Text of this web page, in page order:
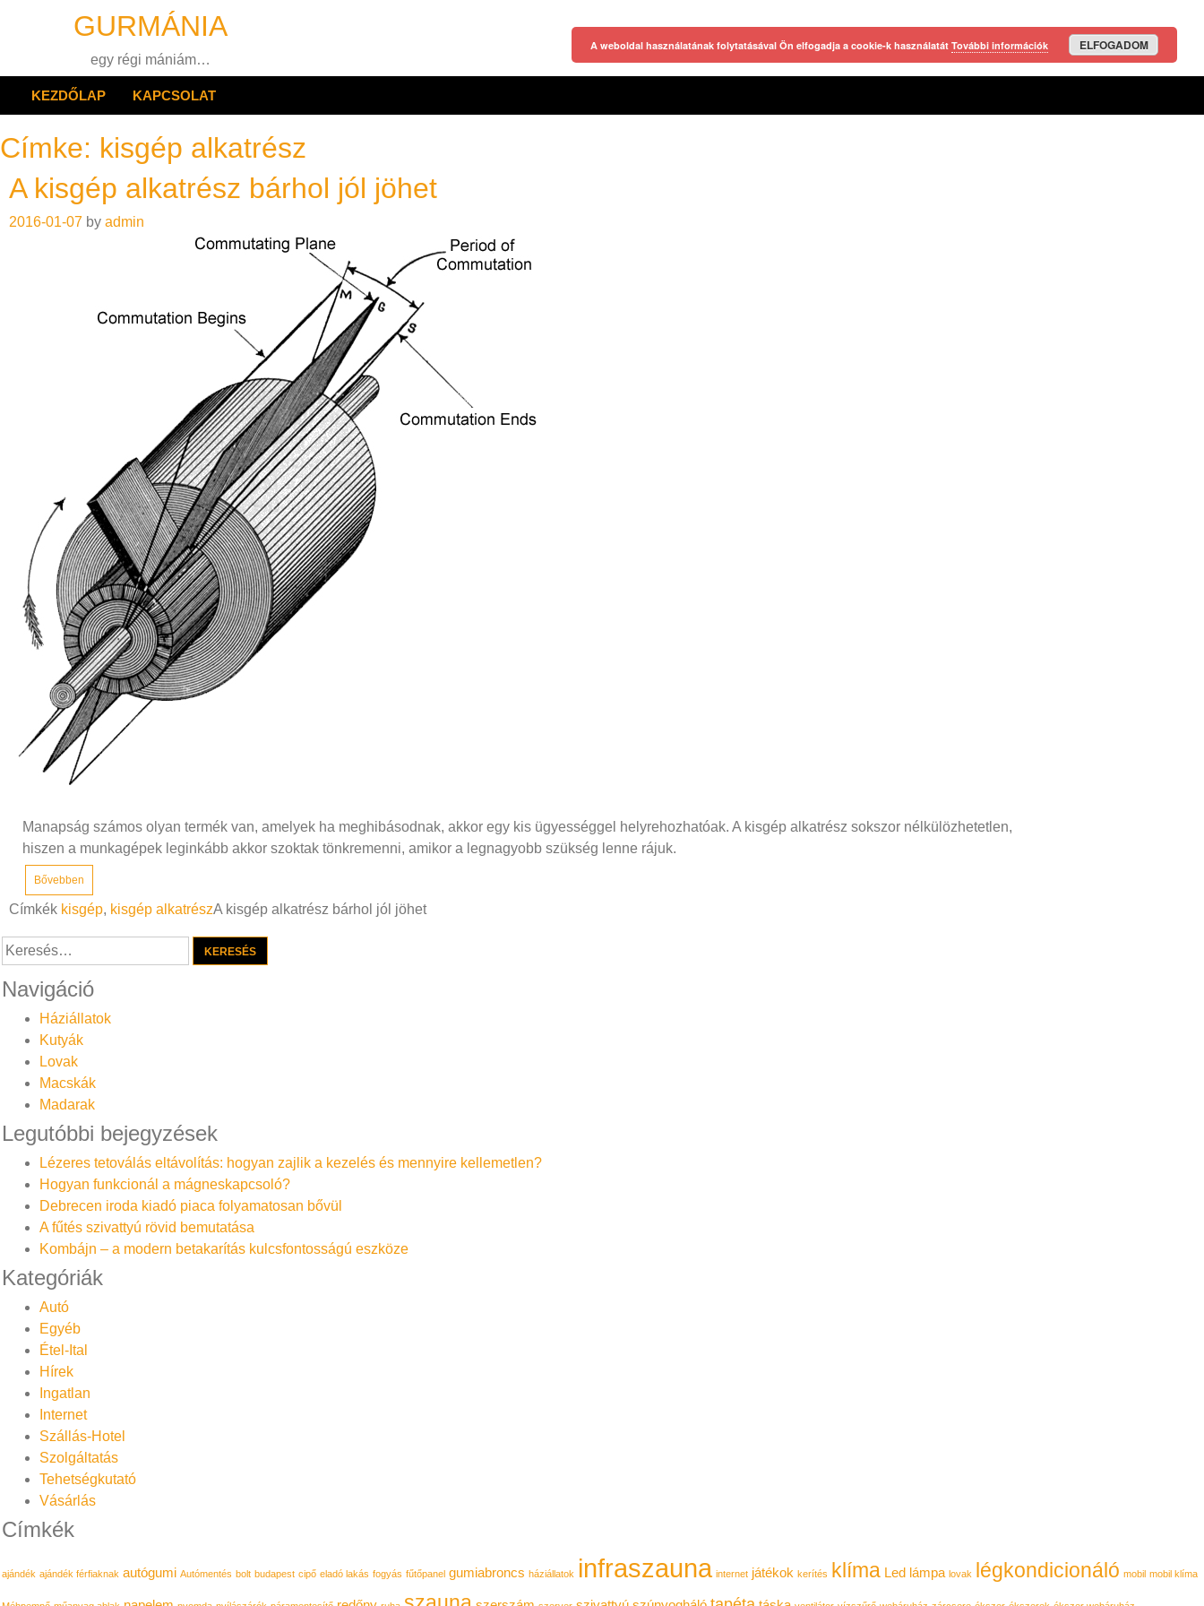
GURMÁNIA
egy régi mániám…
KEZDŐLAP KAPCSOLAT
Címke: kisgép alkatrész
A kisgép alkatrész bárhol jól jöhet
2016-01-07 by admin
Manapság számos olyan termék van, amelyek ha meghibásodnak, akkor egy kis ügyességgel helyrehozhatóak. A kisgép alkatrész sokszor nélkülözhetetlen,
hiszen a munkagépek leginkább akkor szoktak tönkremenni, amikor a legnagyobb szükség lenne rájuk.
Bővebben
Címkék kisgép, kisgép alkatrészA kisgép alkatrész bárhol jól jöhet
Keresés:
Navigáció
Háziállatok
Kutyák
Lovak
Macskák
Madarak
Legutóbbi bejegyzések
Lézeres tetoválás eltávolítás: hogyan zajlik a kezelés és mennyire kellemetlen?
Hogyan funkcionál a mágneskapcsoló?
Debrecen iroda kiadó piaca folyamatosan bővül
A fűtés szivattyú rövid bemutatása
Kombájn – a modern betakarítás kulcsfontosságú eszköze
Kategóriák
Autó
Egyéb
Étel-Ital
Hírek
Ingatlan
Internet
Szállás-Hotel
Szolgáltatás
Tehetségkutató
Vásárlás
Címkék
ajándék ajándék férfiaknak autógumi Autómentés bolt budapest cipő eladó lakás fogyás fűtőpanel gumiabroncs háziállatok infraszauna internet játékok kerítés klíma Led lámpa lovak légkondicionáló mobil mobil klíma
A weboldal használatának folytatásával Ön elfogadja a cookie-k használatát További információk ELFOGADOM